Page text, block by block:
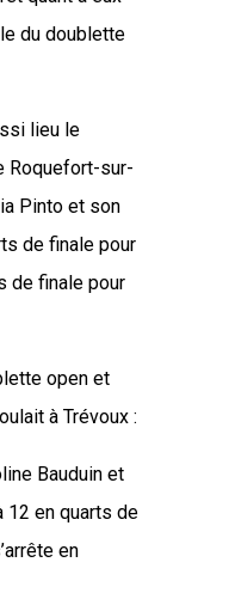
du doublette
lieu le
Roquefort-sur-
Pinto et son
de finale pour
de finale pour
open et
à Trévoux :
Bauduin et
12 en quarts de
en